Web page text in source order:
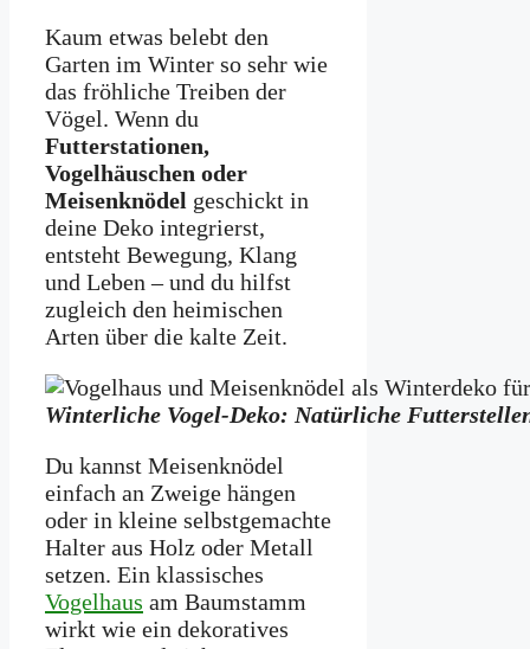
Kaum etwas belebt den
Garten im Winter so sehr wie
das fröhliche Treiben der
Vögel. Wenn du
Futterstationen,
Vogelhäuschen oder
Meisenknödel geschickt in
deine Deko integrierst,
entsteht Bewegung, Klang
und Leben – und du hilfst
zugleich den heimischen
Arten über die kalte Zeit.
Winterliche Vogel-Deko: Natürliche
Du kannst Meisenknödel
einfach an Zweige hängen
oder in kleine selbstgemachte
Halter aus Holz oder Metall
setzen. Ein klassisches
Vogelhaus am Baumstamm
wirkt wie ein dekoratives